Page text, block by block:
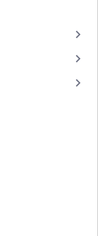
keyboard_arrow_right
keyboard_arrow_right
keyboard_arrow_right